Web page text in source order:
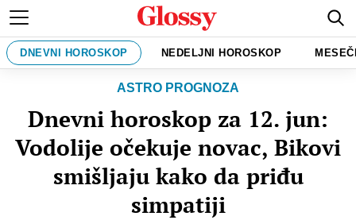
DNEVNI HOROSKOP NEDELJNI HOROSKOP
ASTRO PROGNOZA
Dnevni horoskop za 12. jun:
Vodolije očekuje novac, Bikovi
smišljaju kako da priđu
simpatiji